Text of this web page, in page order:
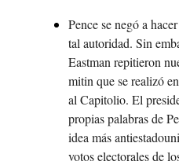
Pence se negó a
tal autoridad. Sin
Eastman repitieron
mitin que se realizó
al Capitolio. El
propias palabras de
idea más
votos electorales de